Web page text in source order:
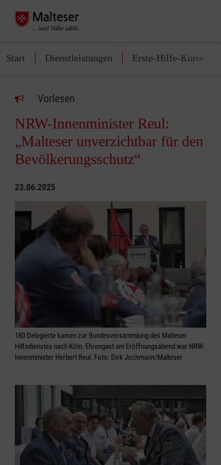
Start Dienstleistungen Erste-Hilfe-Kurse
Vorlesen
NRW-Innenminister Reul:
„Malteser unverzichtbar für den
Bevölkerungsschutz“
23.06.2025
180 Delegierte kamen zur Bundesversammlung des Malteser
Hilfsdienstes nach Köln. Ehrengast am Eröffnungsabend war NRW-
Innenminister Herbert Reul. Foto: Dirk Jochmann/Malteser